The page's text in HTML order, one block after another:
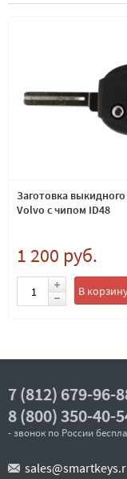
Заготовка
Volvo с чипом ID48
1 200 руб.
В
7 (812) 679-96-
8 (800) 350-40-
- звонок по России